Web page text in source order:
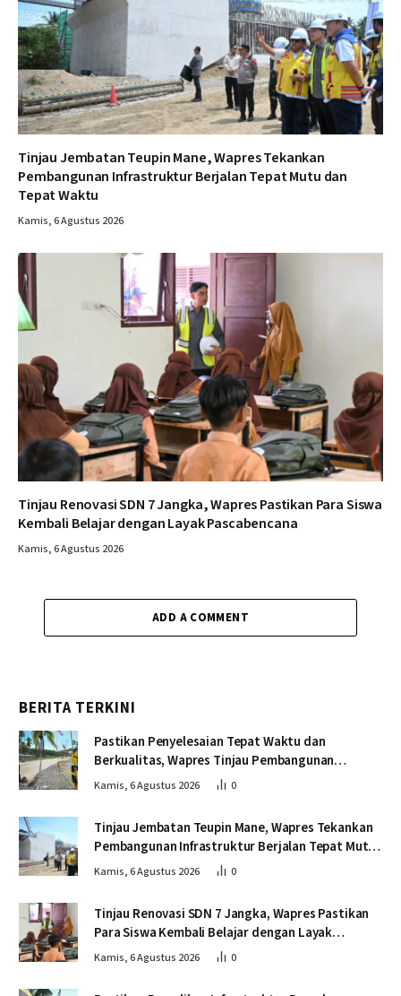
Tinjau Jembatan Teupin Mane, Wapres Tekankan
Pembangunan Infrastruktur Berjalan Tepat Mutu dan
Tepat Waktu
Kamis, 6 Agustus 2026
Tinjau Renovasi SDN 7 Jangka, Wapres Pastikan Para Siswa
Kembali Belajar dengan Layak Pascabencana
Kamis, 6 Agustus 2026
ADD A COMMENT
BERITA TERKINI
Pastikan Penyelesaian Tepat Waktu dan
Berkualitas, Wapres Tinjau Pembangunan
Jembatan Lumut
Kamis, 6 Agustus 2026 0
Tinjau Jembatan Teupin Mane, Wapres Tekankan
Pembangunan Infrastruktur Berjalan Tepat Mutu
dan Tepat Waktu
Kamis, 6 Agustus 2026 0
Tinjau Renovasi SDN 7 Jangka, Wapres Pastikan
Para Siswa Kembali Belajar dengan Layak
Pascabencana
Kamis, 6 Agustus 2026 0